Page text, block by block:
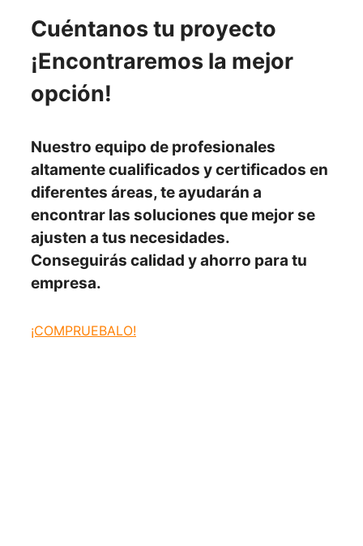
Cuéntanos tu proyecto
¡Encontraremos la mejor
opción!
Nuestro equipo de profesionales
altamente cualificados y certificados en
diferentes áreas, te ayudarán a
encontrar las soluciones que mejor se
ajusten a tus necesidades.
Conseguirás calidad y ahorro para tu
empresa.
¡COMPRUEBALO!